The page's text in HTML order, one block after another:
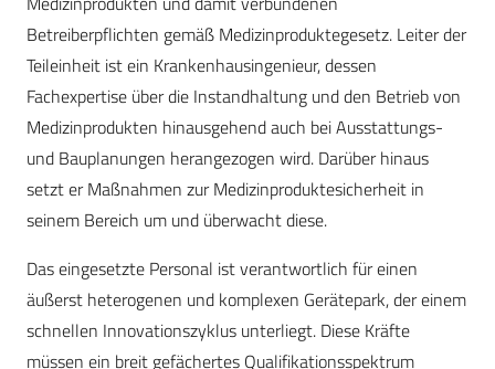
Betreiberpflichten gemäß Medizinproduktegesetz. Leiter der
Teileinheit ist ein Krankenhausingenieur, dessen
Fachexpertise über die Instandhaltung und den Betrieb von
Medizinprodukten hinausgehend auch bei Ausstattungs-
und Bauplanungen herangezogen wird. Darüber hinaus
setzt er Maßnahmen zur Medizinproduktesicherheit in
seinem Bereich um und überwacht diese.
Das eingesetzte Personal ist verantwortlich für einen
äußerst heterogenen und komplexen Gerätepark, der einem
schnellen Innovationszyklus unterliegt. Diese Kräfte
müssen ein breit gefächertes Qualifikationsspektrum